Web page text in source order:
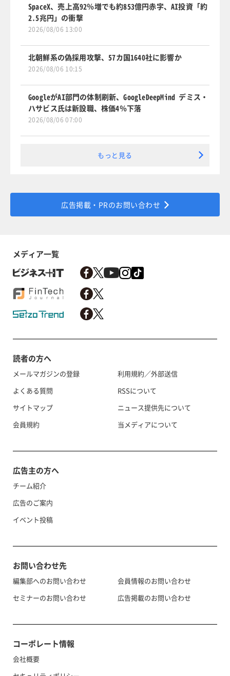
SpaceX、売上高92％増でも約853億円赤字、AI投資「約
2.5兆円」の衝撃
2026/08/06 13:00
北朝鮮系の偽採用攻撃、57カ国1640社に影響か
2026/08/06 10:15
GoogleがAI部門の体制刷新、GoogleDeepMind デミス・
ハサビス氏は新設職、株価4％下落
2026/08/06 07:00
もっと見る
広告掲載・PRのお問い合わせ
メディア一覧
読者の方へ
メールマガジンの登録
よくある質問
サイトマップ
会員規約
利用規約／外部送信
RSSについて
ニュース提供先について
当メディアについて
広告主の方へ
チーム紹介
広告のご案内
イベント投稿
お問い合わせ先
編集部へのお問い合わせ
セミナーのお問い合わせ
会員情報のお問い合わせ
広告掲載のお問い合わせ
コーポレート情報
会社概要